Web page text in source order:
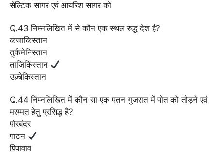
सेल्टिक सागर एवं आयरिश सागर को
Q.43 निम्नलिखित में से कौन एक स्थल रुद्ध देश है?
कजाकिस्तान
तुर्कमेनिस्तान
ताजिकिस्तान
उज़्बेकिस्तान
Q.44 निम्नलिखित में कौन सा एक पतन गुजरात में पोत को तोड़ने एवं
मरम्मत हेतु प्रसिद्ध है?
पोरबंदर
पाटन
पिपावाव